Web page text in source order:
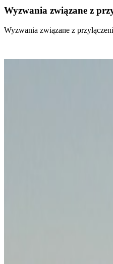
Wyzwania związane z
Wyzwania związane z